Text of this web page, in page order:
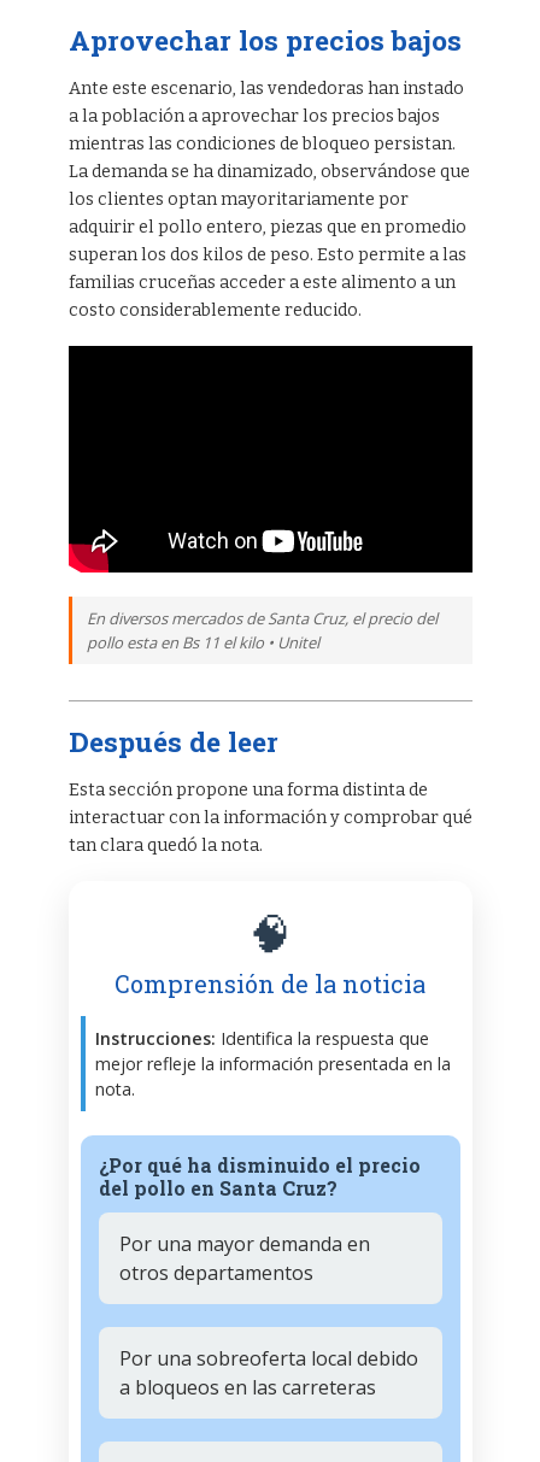
Aprovechar los precios bajos
Ante este escenario, las vendedoras han instado
a la población a aprovechar los precios bajos
mientras las condiciones de bloqueo persistan.
La demanda se ha dinamizado, observándose que
los clientes optan mayoritariamente por
adquirir el pollo entero, piezas que en promedio
superan los dos kilos de peso. Esto permite a las
familias cruceñas acceder a este alimento a un
costo considerablemente reducido.
En diversos mercados de Santa Cruz, el precio del
pollo esta en Bs 11 el kilo • Unitel
Después de leer
Esta sección propone una forma distinta de
interactuar con la información y comprobar qué
tan clara quedó la nota.
🧠
Comprensión de la noticia
Instrucciones: Identifica la respuesta que
mejor refleje la información presentada en la
nota.
¿Por qué ha disminuido el precio
del pollo en Santa Cruz?
Por una mayor demanda en
otros departamentos
Por una sobreoferta local debido
a bloqueos en las carreteras